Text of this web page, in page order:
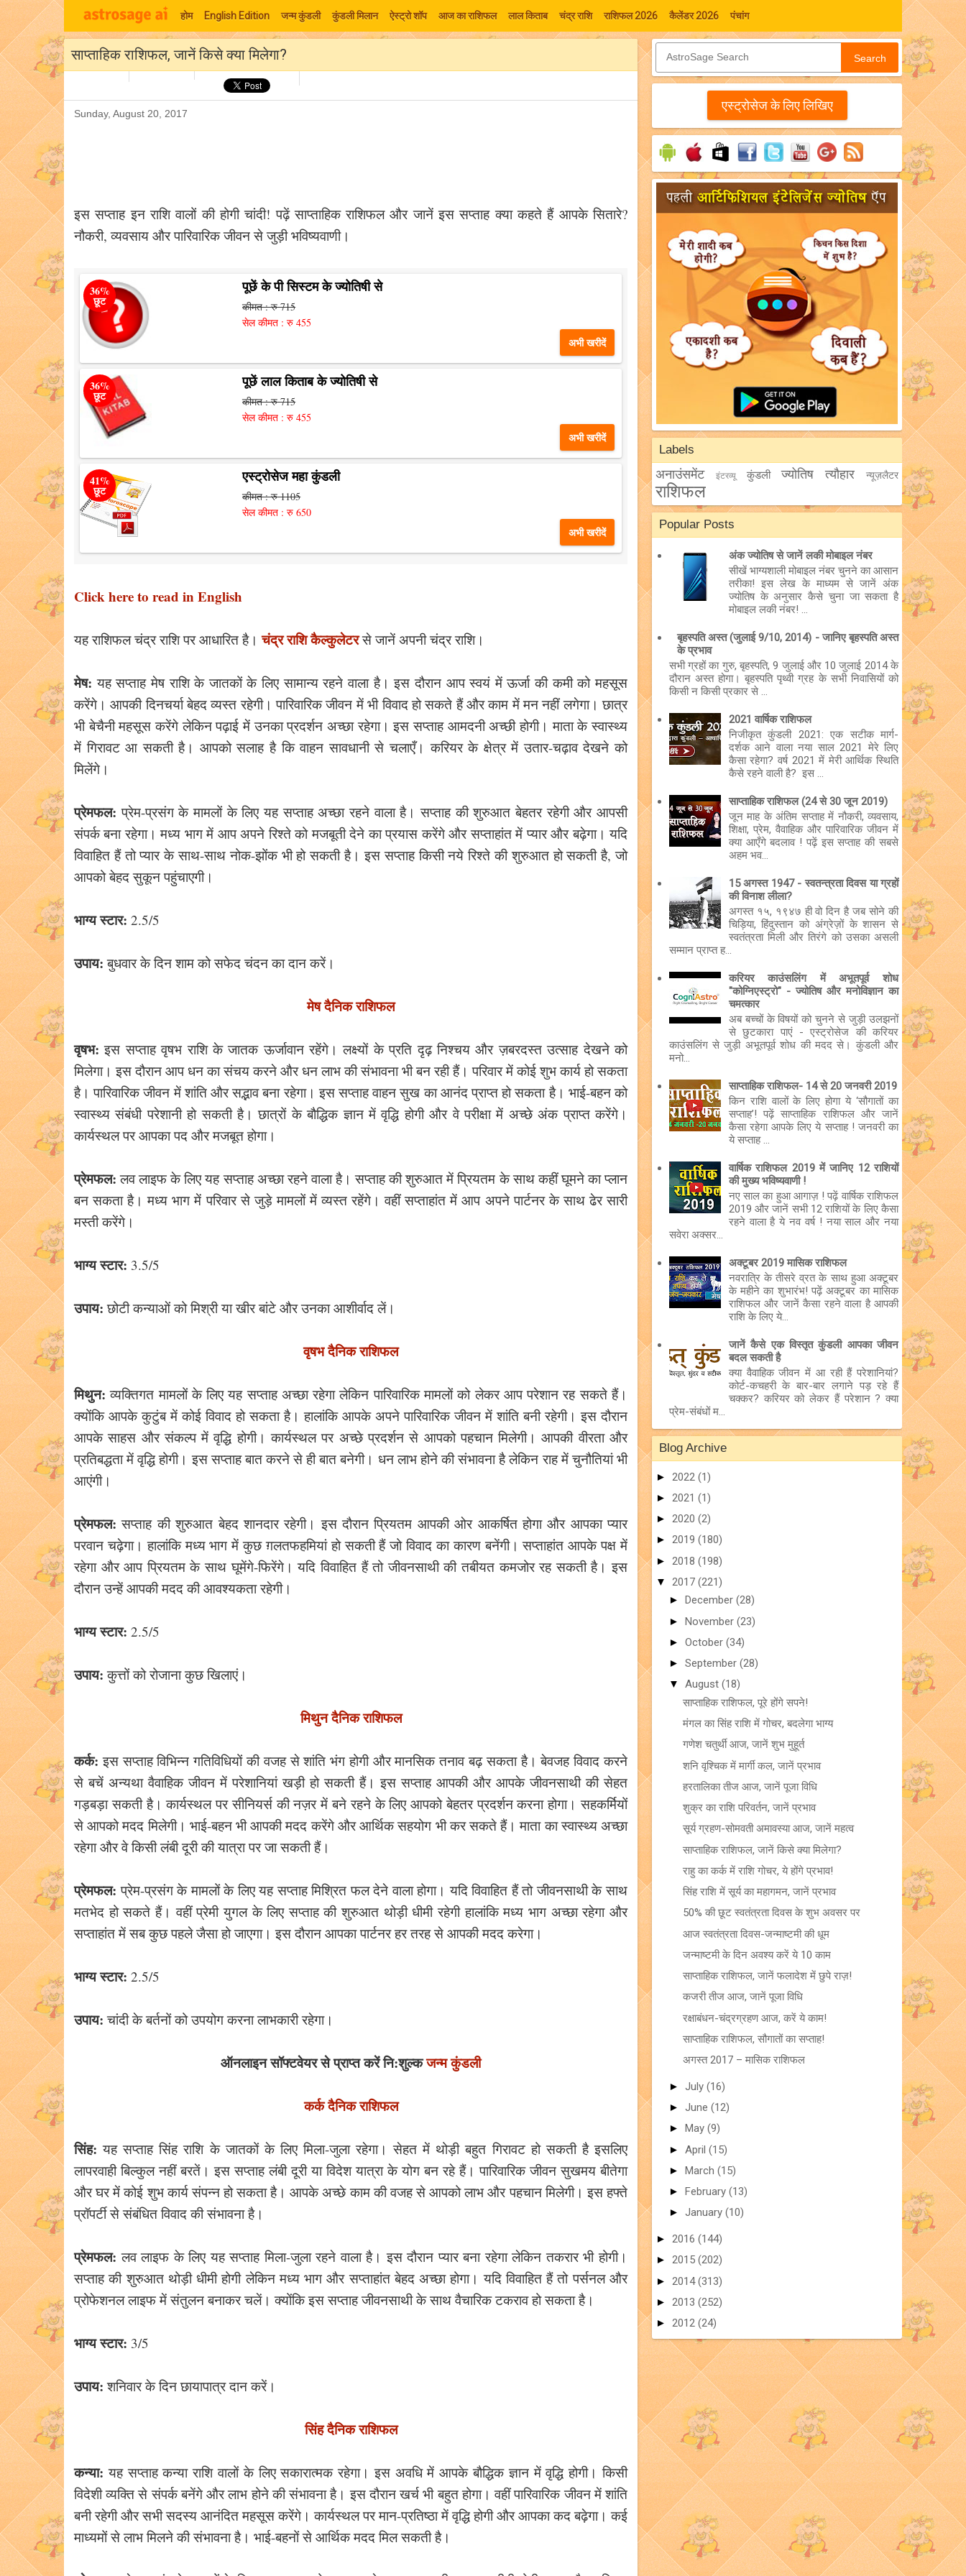
होम English Edition जन्म कुंडली कुंडली मिलान ऐस्ट्रो शॉप आज का राशिफल लाल किताब चंद्र राशि राशिफल 2026 कैलेंडर 2026 पंचांग
साप्ताहिक राशिफल, जानें किसे क्या मिलेगा?
Sunday, August 20, 2017
इस सप्ताह इन राशि वालों की होगी चांदी! पढ़ें साप्ताहिक राशिफल और जानें इस सप्ताह क्या कहते हैं आपके सितारे?
नौकरी, व्यवसाय और पारिवारिक जीवन से जुड़ी भविष्यवाणी।
36%
छूट
पूछें के पी सिस्टम के ज्योतिषी से
कीमत : रु 715
सेल कीमत : रु 455
अभी खरीदें
36%
छूट
पूछें लाल किताब के ज्योतिषी से
कीमत : रु 715
सेल कीमत : रु 455
अभी खरीदें
41%
छूट
एस्ट्रोसेज महा कुंडली
कीमत : रु 1105
सेल कीमत : रु 650
अभी खरीदें
Click here to read in English
यह राशिफल चंद्र राशि पर आधारित है।चंद्र राशि कैल्कुलेटरसे जानें अपनी चंद्र राशि।
मेष: यह सप्ताह मेष राशि के जातकों के लिए सामान्य रहने वाला है। इस दौरान आप स्वयं में ऊर्जा की कमी को महसूस
करेंगे। आपकी दिनचर्या बेहद व्यस्त रहेगी। पारिवारिक जीवन में भी विवाद हो सकते हैं और काम में मन नहीं लगेगा। छात्र
भी बेचैनी महसूस करेंगे लेकिन पढ़ाई में उनका प्रदर्शन अच्छा रहेगा। इस सप्ताह आमदनी अच्छी होगी। माता के स्वास्थ्य
में गिरावट आ सकती है। आपको सलाह है कि वाहन सावधानी से चलाएँ। करियर के क्षेत्र में उतार-चढ़ाव देखने को
मिलेंगे।
प्रेमफल: प्रेम-प्रसंग के मामलों के लिए यह सप्ताह अच्छा रहने वाला है। सप्ताह की शुरुआत बेहतर रहेगी और आपसी
संपर्क बना रहेगा। मध्य भाग में आप अपने रिश्ते को मजबूती देने का प्रयास करेंगे और सप्ताहांत में प्यार और बढ़ेगा। यदि
विवाहित हैं तो प्यार के साथ-साथ नोक-झोंक भी हो सकती है। इस सप्ताह किसी नये रिश्ते की शुरुआत हो सकती है, जो
आपको बेहद सुकून पहुंचाएगी।
भाग्य स्टार: 2.5/5
उपाय: बुधवार के दिन शाम को सफेद चंदन का दान करें।
मेष दैनिक राशिफल
वृषभ: इस सप्ताह वृषभ राशि के जातक ऊर्जावान रहेंगे। लक्ष्यों के प्रति दृढ़ निश्चय और ज़बरदस्त उत्साह देखने को
मिलेगा। इस दौरान आप धन का संचय करने और धन लाभ की संभावना भी बन रही हैं। परिवार में कोई शुभ कार्य हो सकता
है। पारिवारिक जीवन में शांति और सद्भाव बना रहेगा। इस सप्ताह वाहन सुख का आनंद प्राप्त हो सकता है। भाई-बहन को
स्वास्थ्य संबंधी परेशानी हो सकती है। छात्रों के बौद्धिक ज्ञान में वृद्धि होगी और वे परीक्षा में अच्छे अंक प्राप्त करेंगे।
कार्यस्थल पर आपका पद और मजबूत होगा।
प्रेमफल: लव लाइफ के लिए यह सप्ताह अच्छा रहने वाला है। सप्ताह की शुरुआत में प्रियतम के साथ कहीं घूमने का प्लान
बन सकता है। मध्य भाग में परिवार से जुड़े मामलों में व्यस्त रहेंगे। वहीं सप्ताहांत में आप अपने पार्टनर के साथ ढेर सारी
मस्ती करेंगे।
भाग्य स्टार: 3.5/5
उपाय: छोटी कन्याओं को मिश्री या खीर बांटे और उनका आशीर्वाद लें।
वृषभ दैनिक राशिफल
मिथुन: व्यक्तिगत मामलों के लिए यह सप्ताह अच्छा रहेगा लेकिन पारिवारिक मामलों को लेकर आप परेशान रह सकते हैं।
क्योंकि आपके कुटुंब में कोई विवाद हो सकता है। हालांकि आपके अपने पारिवारिक जीवन में शांति बनी रहेगी। इस दौरान
आपके साहस और संकल्प में वृद्धि होगी। कार्यस्थल पर अच्छे प्रदर्शन से आपको पहचान मिलेगी। आपकी वीरता और
प्रतिबद्धता में वृद्धि होगी। इस सप्ताह बात करने से ही बात बनेगी। धन लाभ होने की संभावना है लेकिन राह में चुनौतियां भी
आएंगी।
प्रेमफल: सप्ताह की शुरुआत बेहद शानदार रहेगी। इस दौरान प्रियतम आपकी ओर आकर्षित होगा और आपका प्यार
परवान चढ़ेगा। हालांकि मध्य भाग में कुछ ग़लतफहमियां हो सकती हैं जो विवाद का कारण बनेंगी। सप्ताहांत आपके पक्ष में
रहेगा और आप प्रियतम के साथ घूमेंगे-फिरेंगे। यदि विवाहित हैं तो जीवनसाथी की तबीयत कमजोर रह सकती है। इस
दौरान उन्हें आपकी मदद की आवश्यकता रहेगी।
भाग्य स्टार: 2.5/5
उपाय: कुत्तों को रोजाना कुछ खिलाएं।
मिथुन दैनिक राशिफल
कर्क: इस सप्ताह विभिन्न गतिविधियों की वजह से शांति भंग होगी और मानसिक तनाव बढ़ सकता है। बेवजह विवाद करने
से बचें अन्यथा वैवाहिक जीवन में परेशानियां खड़ी हो सकती हैं। इस सप्ताह आपकी और आपके जीवनसाथी की सेहत
गड़बड़ा सकती है। कार्यस्थल पर सीनियर्स की नज़र में बने रहने के लिए आपको बेहतर प्रदर्शन करना होगा। सहकर्मियों
से आपको मदद मिलेगी। भाई-बहन भी आपकी मदद करेंगे और आर्थिक सहयोग भी कर सकते हैं। माता का स्वास्थ्य अच्छा
रहेगा और वे किसी लंबी दूरी की यात्रा पर जा सकती हैं।
प्रेमफल:प्रेम-प्रसंग के मामलों के लिए यह सप्ताह मिश्रित फल देने वाला होगा। यदि विवाहित हैं तो जीवनसाथी के साथ
मतभेद हो सकते हैं। वहीं प्रेमी युगल के लिए सप्ताह की शुरुआत थोड़ी धीमी रहेगी हालांकि मध्य भाग अच्छा रहेगा और
सप्ताहांत में सब कुछ पहले जैसा हो जाएगा। इस दौरान आपका पार्टनर हर तरह से आपकी मदद करेगा।
भाग्य स्टार: 2.5/5
उपाय: चांदी के बर्तनों को उपयोग करना लाभकारी रहेगा।
ऑनलाइन सॉफ्टवेयर से प्राप्त करें नि:शुल्कजन्म कुंडली
कर्क दैनिक राशिफल
सिंह: यह सप्ताह सिंह राशि के जातकों के लिए मिला-जुला रहेगा। सेहत में थोड़ी बहुत गिरावट हो सकती है इसलिए
लापरवाही बिल्कुल नहीं बरतें। इस सप्ताह लंबी दूरी या विदेश यात्रा के योग बन रहे हैं। पारिवारिक जीवन सुखमय बीतेगा
और घर में कोई शुभ कार्य संपन्न हो सकता है। आपके अच्छे काम की वजह से आपको लाभ और पहचान मिलेगी। इस हफ्ते
प्रॉपर्टी से संबंधित विवाद की संभावना है।
प्रेमफल: लव लाइफ के लिए यह सप्ताह मिला-जुला रहने वाला है। इस दौरान प्यार बना रहेगा लेकिन तकरार भी होगी।
सप्ताह की शुरुआत थोड़ी धीमी होगी लेकिन मध्य भाग और सप्ताहांत बेहद अच्छा होगा। यदि विवाहित हैं तो पर्सनल और
प्रोफेशनल लाइफ में संतुलन बनाकर चलें। क्योंकि इस सप्ताह जीवनसाथी के साथ वैचारिक टकराव हो सकता है।
भाग्य स्टार: 3/5
उपाय: शनिवार के दिन छायापात्र दान करें।
सिंह दैनिक राशिफल
कन्या: यह सप्ताह कन्या राशि वालों के लिए सकारात्मक रहेगा। इस अवधि में आपके बौद्धिक ज्ञान में वृद्धि होगी। किसी
विदेशी व्यक्ति से संपर्क बनेंगे और लाभ होने की संभावना है। इस दौरान खर्च भी बहुत होगा। वहीं पारिवारिक जीवन में शांति
बनी रहेगी और सभी सदस्य आनंदित महसूस करेंगे। कार्यस्थल पर मान-प्रतिष्ठा में वृद्धि होगी और आपका कद बढ़ेगा। कई
माध्यमों से लाभ मिलने की संभावना है। भाई-बहनों से आर्थिक मदद मिल सकती है।
Search
एस्‍ट्रोसेज के लिए लिखिए
Labels
अनाउंसमेंट इंटरव्यू कुंडली ज्योतिष त्यौहार न्यूज़लैटर
राशिफल
Popular Posts
अंक ज्योतिष से जानें लकी मोबाइल नंबर
सीखें भाग्यशाली मोबाइल नंबर चुनने का आसान
तरीका! इस लेख के माध्यम से जानें अंक
ज्योतिष के अनुसार कैसे चुना जा सकता है
मोबाइल लकी नंबर! ...
बृहस्पति अस्त (जुलाई 9/10, 2014) - जानिए बृहस्पति अस्त
के प्रभाव
सभी ग्रहों का गुरु, बृहस्पति, 9 जुलाई और 10 जुलाई 2014 के
दौरान अस्त होगा। बृहस्पति पृथ्वी ग्रह के सभी निवासियों को
किसी न किसी प्रकार से ...
2021 वार्षिक राशिफल
निजीकृत कुंडली 2021: एक सटीक मार्ग-
दर्शक आने वाला नया साल 2021 मेरे लिए
कैसा रहेगा? वर्ष 2021 में मेरी आर्थिक स्थिति
कैसे रहने वाली है? इस ...
साप्ताहिक राशिफल (24 से 30 जून 2019)
जून माह के अंतिम सप्ताह में नौकरी, व्यवसाय,
शिक्षा, प्रेम, वैवाहिक और पारिवारिक जीवन में
क्या आएँगे बदलाव ! पढ़ें इस सप्ताह की सबसे
अहम भव...
15 अगस्त 1947 - स्वतन्त्रता दिवस या ग्रहों
की विनाश लीला?
अगस्त १५, १९४७ ही वो दिन है जब सोने की
चिड़िया, हिंदुस्तान को अंग्रेज़ों के शासन से
स्वतंत्रता मिली और तिरंगे को उसका असली
सम्मान प्राप्त ह...
करियर काउंसलिंग में अभूतपूर्व शोध
"कोग्निएस्ट्रो" - ज्योतिष और मनोविज्ञान का
चमत्कार
अब बच्चों के विषयों को चुनने से जुड़ी उलझनों
से छुटकारा पाएं - एस्ट्रोसेज की करियर
काउंसलिंग से जुड़ी अभूतपूर्व शोध की मदद से। कुंडली और
मनो...
साप्ताहिक राशिफल- 14 से 20 जनवरी 2019
किन राशि वालों के लिए होगा ये ‘सौगातों का
सप्ताह’! पढ़ें साप्ताहिक राशिफल और जानें
कैसा रहेगा आपके लिए ये सप्ताह ! जनवरी का
ये सप्ताह ...
वार्षिक राशिफल 2019 में जानिए 12 राशियों
की मुख्य भविष्यवाणी !
नए साल का हुआ आगाज़ ! पढ़ें वार्षिक राशिफल
2019 और जानें सभी 12 राशियों के लिए कैसा
रहने वाला है ये नव वर्ष ! नया साल और नया
सवेरा अक्सर...
अक्टूबर 2019 मासिक राशिफल
नवरात्रि के तीसरे व्रत के साथ हुआ अक्टूबर
के महीने का शुभारंभ! पढ़ें अक्टूबर का मासिक
राशिफल और जानें कैसा रहने वाला है आपकी
राशि के लिए ये...
जानें कैसे एक विस्तृत कुंडली आपका जीवन
बदल सकती है
क्या वैवाहिक जीवन में आ रही हैं परेशानियां?
कोर्ट-कचहरी के बार-बार लगाने पड़ रहे हैं
चक्कर? करियर को लेकर हैं परेशान ? क्या
प्रेम-संबंधों म...
Blog Archive
► 2022 (1)
► 2021 (1)
► 2020 (2)
► 2019 (180)
► 2018 (198)
▼ 2017 (221)
► December (28)
► November (23)
► October (34)
► September (28)
▼ August (18)
साप्ताहिक राशिफल, पूरे होंगे सपने!
मंगल का सिंह राशि में गोचर, बदलेगा भाग्य
गणेश चतुर्थी आज, जानें शुभ मुहूर्त
शनि वृश्चिक में मार्गी कल, जानें प्रभाव
हरतालिका तीज आज, जानें पूजा विधि
शुक्र का राशि परिवर्तन, जानें प्रभाव
सूर्य ग्रहण-सोमवती अमावस्या आज, जानें महत्व
साप्ताहिक राशिफल, जानें किसे क्या मिलेगा?
राहु का कर्क में राशि गोचर, ये होंगे प्रभाव!
सिंह राशि में सूर्य का महागमन, जानें प्रभाव
50% की छूट स्वतंत्रता दिवस के शुभ अवसर पर
आज स्वतंत्रता दिवस-जन्माष्टमी की धूम
जन्माष्टमी के दिन अवश्य करें ये 10 काम
साप्ताहिक राशिफल, जानें फलादेश में छुपे राज़!
कजरी तीज आज, जानें पूजा विधि
रक्षाबंधन-चंद्रग्रहण आज, करें ये काम!
साप्ताहिक राशिफल, सौगातों का सप्ताह!
अगस्त 2017 – मासिक राशिफल
► July (16)
► June (12)
► May (9)
► April (15)
► March (15)
► February (13)
► January (10)
► 2016 (144)
► 2015 (202)
► 2014(313)
► 2013 (252)
► 2012 (24)